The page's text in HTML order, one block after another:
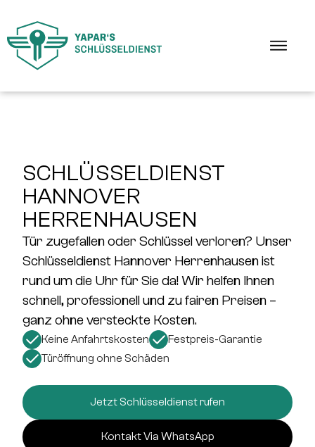
SCHLÜSSELDIENST
HANNOVER
HERRENHAUSEN
Tür zugefallen oder Schlüssel verloren? Unser
Schlüsseldienst Hannover Herrenhausenist
rund um die Uhr für Sie da! Wir helfen Ihnen
schnell, professionell und zu fairen Preisen –
ganz ohne versteckte Kosten.
Keine Anfahrtskosten
Festpreis-Garantie
Türöffnung ohne Schäden
Jetzt Schlüsseldienst rufen
Kontakt Via WhatsApp